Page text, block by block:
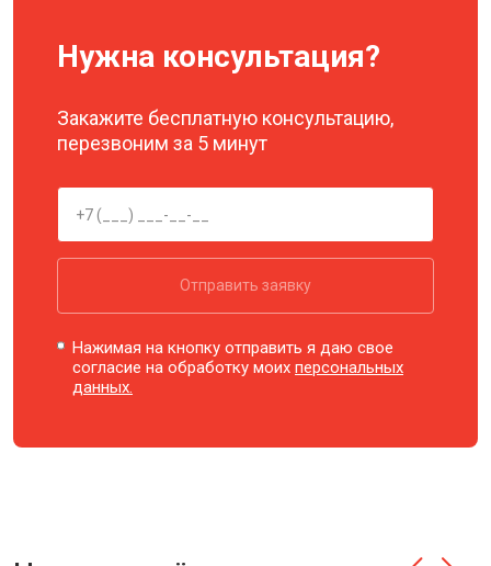
Нужна консультация?
Закажите бесплатную консультацию,
перезвоним за 5 минут
Отправить заявку
Нажимая на кнопку отправить я даю свое
согласие на обработку моихперсональных
данных.